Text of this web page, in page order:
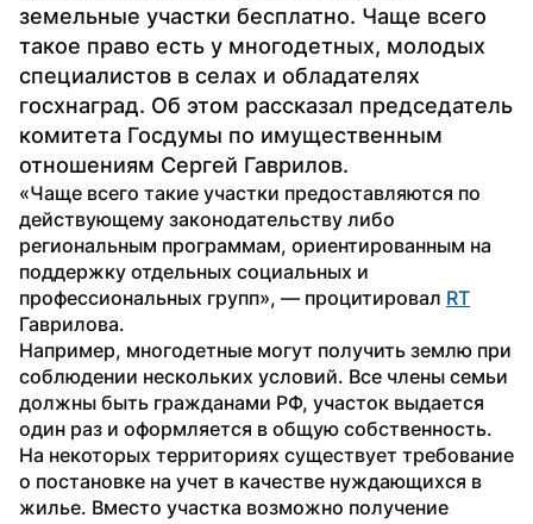
земельные участки бесплатно. Чаще всего
такое право есть у многодетных, молодых
специалистов в селах и обладателях
госхнаград. Об этом рассказал председатель
комитета Госдумы по имущественным
отношениям Сергей Гаврилов.
«Чаще всего такие участки предоставляются по
действующему законодательству либо
региональным программам, ориентированным на
поддержку отдельных социальных и
профессиональных групп», — процитировал RT
Гаврилова.
Например, многодетные могут получить землю при
соблюдении нескольких условий. Все члены семьи
должны быть гражданами РФ, участок выдается
один раз и оформляется в общую собственность.
На некоторых территориях существует требование
о постановке на учет в качестве нуждающихся в
жилье. Вместо участка возможно получение